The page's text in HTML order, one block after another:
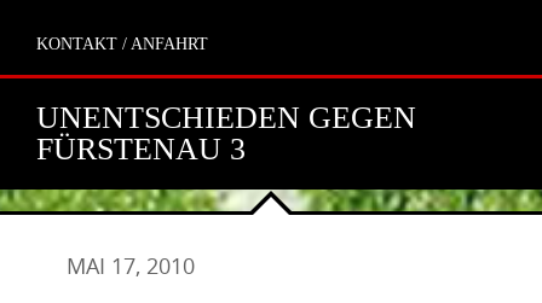
KONTAKT / ANFAHRT
UNENTSCHIEDEN GEGEN
FÜRSTENAU 3
MAI 17, 2010